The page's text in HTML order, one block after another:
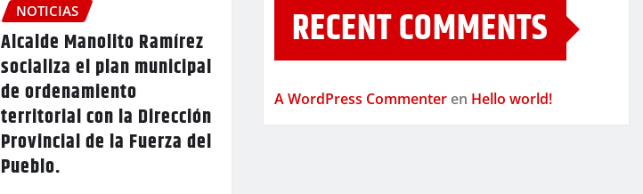
NOTICIAS
Alcalde Manolito Ramírez
socializa el plan municipal
de ordenamiento
territorial con la Dirección
Provincial de la Fuerza del
Pueblo.
RECENT COMMENTS
A WordPress Commenter en Hello world!